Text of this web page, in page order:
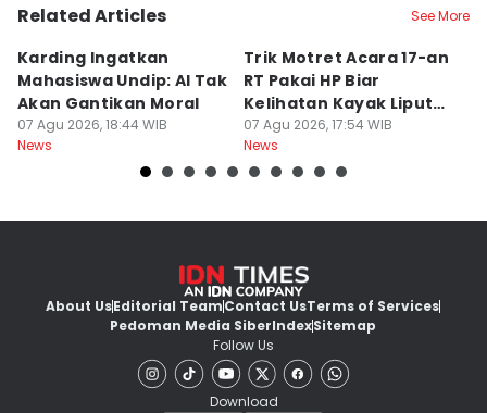
Related Articles See More
Karding Ingatkan
Mahasiswa Undip: AI Tak
Akan Gantikan Moral
07 Agu 2026, 18:44 WIB
News
Trik Motret Acara 17-an
RT Pakai HP Biar
Kelihatan Kayak Liputan
Festival Nasional
07 Agu 2026, 17:54 WIB
News
About UsEditorial TeamContact UsTerms of Services
Pedoman Media SiberIndexSitemap
Follow Us
Download